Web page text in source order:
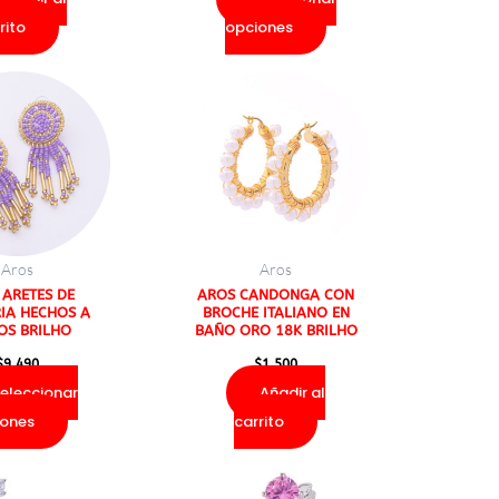
opciones
la
página
Aros
DE
HECHOS A
BRILHO
9.490
producto
tiene
múltiples
variantes.
Las
opciones
se
pueden
página
Aros
AROS CANDONGA CON
BROCHE ITALIANO EN
BAÑO ORO 18K BRILHO
$1.500
Añadir al
carrito